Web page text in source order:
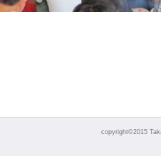
copyright©2015